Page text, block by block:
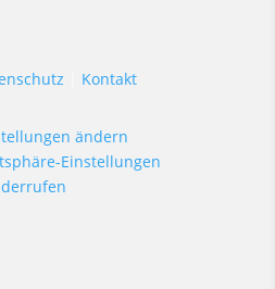
Kontakt
ändern
Einstellungen